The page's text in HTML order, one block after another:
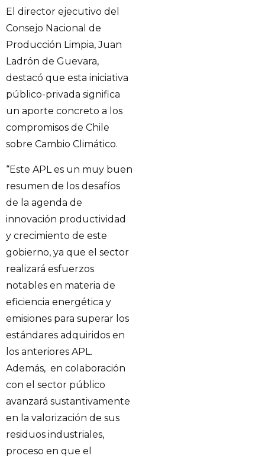
El director ejecutivo del
Consejo Nacional de
Producción Limpia, Juan
Ladrón de Guevara,
destacó que esta iniciativa
público-privada significa
un aporte concreto a los
compromisos de Chile
sobre Cambio Climático.
“Este APL es un muy buen
resumen de los desafíos
de la agenda de
innovación productividad
y crecimiento de este
gobierno, ya que el sector
realizará esfuerzos
notables en materia de
eficiencia energética y
emisiones para superar los
estándares adquiridos en
los anteriores APL.
Además, en colaboración
con el sector público
avanzará sustantivamente
en la valorización de sus
residuos industriales,
proceso en que el